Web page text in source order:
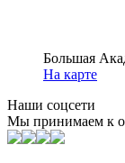
Большая
На карте
Наши соцсети
Мы принимаем к